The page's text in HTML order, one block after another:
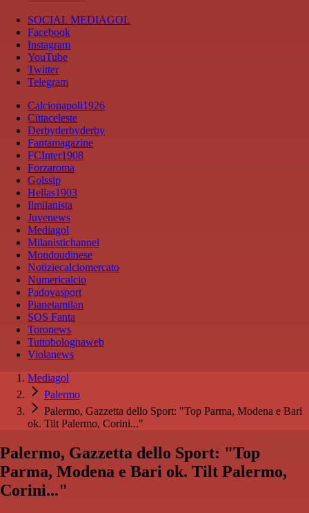
SOCIAL MEDIAGOL
Facebook
Instagram
YouTube
Twitter
Telegram
Calcionapoli1926
Cittaceleste
Derbyderbyderby
Fantamagazine
FCInter1908
Forzaroma
Golssip
Hellas1903
Ilmilanista
Juvenews
Mediagol
Milanistichannel
Mondoudinese
Notiziecalciomercato
Numericalcio
Padovasport
Pianetamilan
SOS Fanta
Toronews
Tuttobolognaweb
Violanews
Mediagol
Palermo
Palermo, Gazzetta dello Sport: "Top Parma, Modena e Bari
ok. Tilt Palermo, Corini..."
Palermo, Gazzetta dello Sport: "Top
Parma, Modena e Bari ok. Tilt Palermo,
Corini..."